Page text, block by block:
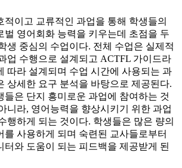
적이고 교류적인 과업을 통해 학생들의
벌 영어회화 능력을 키우는데 초점을 두
생 중심의 수업이다. 전체 수업은 실제적
업 수행으로 설계되고 ACTFL 가이드라
따라 설계되며 수업 시간에 사용되는 과
상세한 요구 분석을 바탕으로 제공된다.
들은 단지 흥미로운 과업에 참여하는 것
니라, 영어능력을 향상시키기 위한 과업
행하게 되는 것이다. 학생들은 많은 량의
를 사용하게 되며 숙련된 교사들로부터
터와 도움이 되는 피드백을 제공받게 된